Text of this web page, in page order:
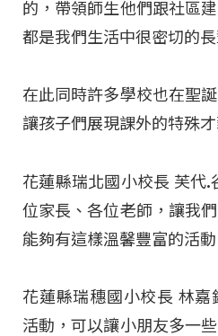
的，帶領師生他們跟社區
都是我們生活中很密切的長
在此同時許多學校也在聖
讓孩子們展現課外的特殊才
花蓮縣瑞北國小校長 芙代
位家長、各位老師，讓我
能夠有這樣溫馨豐富的活動
花蓮縣瑞穗國小校長 林
活動，可以讓小朋友多一